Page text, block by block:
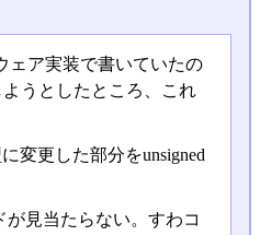
ェア実装で書いていたの
うとしたところ、これ
変更した部分をunsigned
見当たらない。すわコ